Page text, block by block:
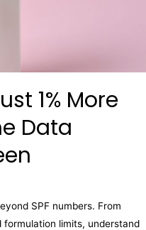
1% More
Data
SPF numbers. From
formulation limits, understand